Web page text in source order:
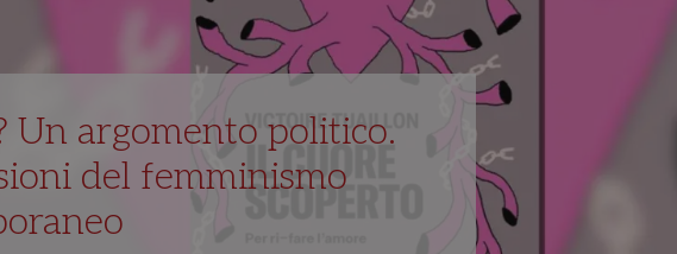
Un argomento politico.
del femminismo